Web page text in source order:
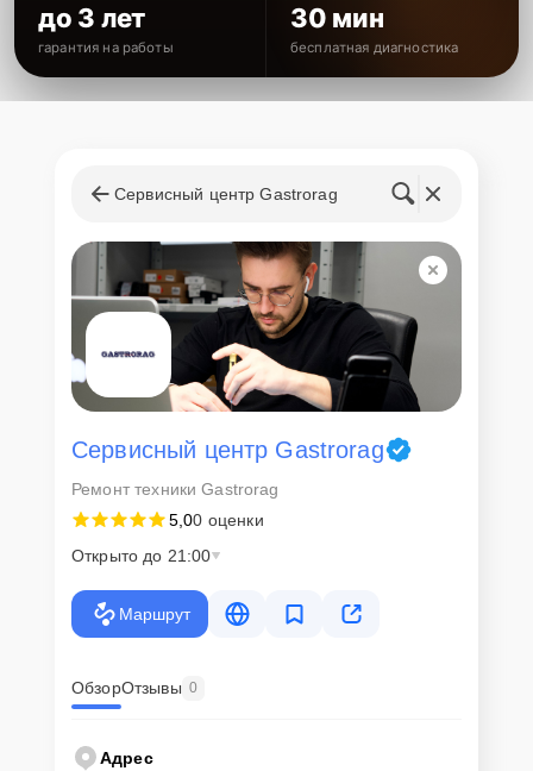
до 3 лет
гарантия на работы
30 мин
бесплатная диагностика
Сервисный центр Gastrorag
Сервисный центр Gastrorag
Ремонт техники Gastrorag
5,00 оценки
Открыто до 21:00
Маршрут
ОбзорОтзывы 0
Адрес